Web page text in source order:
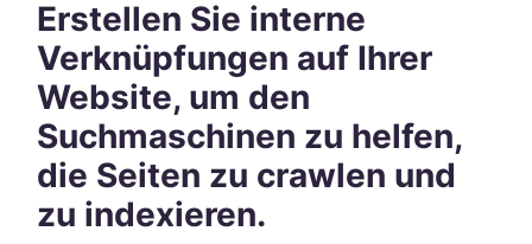
Erstellen Sie interne
Verknüpfungen auf Ihrer
Website, um den
Suchmaschinen zu helfen,
die Seiten zu crawlen und
zu indexieren.